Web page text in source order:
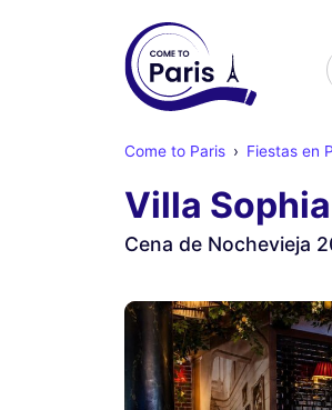
Come to Paris Fiestas en
Villa
Cena de Nochevieja